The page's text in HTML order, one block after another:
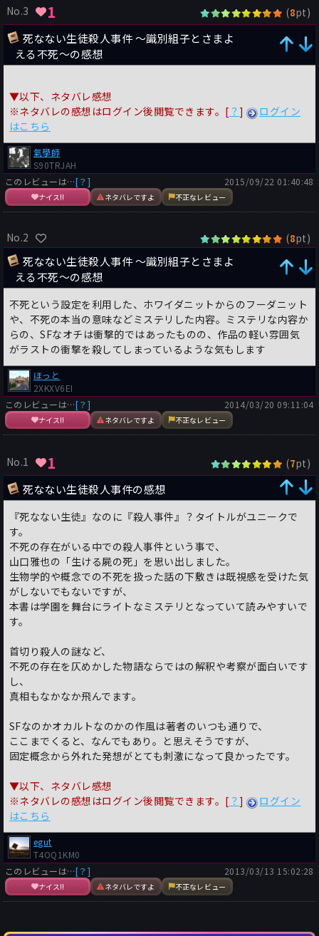
No.3 1 (8pt)
死なない生徒殺人事件 ～識別組子とさまよ
える不死～の感想
▼以下、ネタバレ感想
※ネタバレの感想はログイン後閲覧できます。[ ？ ]
ログイン
はこちら
氣學師
S90TRJAH
このレビューは…[？]
ナイス!! ネタバレですよ 不正なレビュー
2015/09/22 01:40:48
No.2 (8pt)
死なない生徒殺人事件 ～識別組子とさまよ
える不死～の感想
不死という設定を利用した、ホワイダニットからのフーダニット
や、不死の本当の意味などミステリした内容。ミステリな内容か
らの、SFなオチは衝撃的ではあったものの、作品の軽い雰囲気
がラストの衝撃を殺してしまっているような気もします
ほっと
2XKXV6EI
このレビューは…[？]
ナイス!! ネタバレですよ 不正なレビュー
2014/03/20 09:11:04
No.1 1 (7pt)
死なない生徒殺人事件の感想
『死なない生徒』なのに『殺人事件』？タイトルがユニークで
す。
不死の存在がいる中での殺人事件という事で、
山口雅也の「生ける屍の死」を思い出しました。
生物学的や概念での不死を扱った話の下敷きは既視感を受けた気
がしないでもないですが、
本書は学園を舞台にライトなミステリとなっていて読みやすいで
す。
首切り殺人の謎など、
不死の存在を仄めかした物語ならではの解釈や考察が面白いです
し、
真相もなかなか飛んでます。
SFなのかオカルトなのかの作風は著者のいつも通りで、
ここまでくると、なんでもあり。と思えそうですが、
固定概念から外れた発想がとても刺激になって良かったです。
▼以下、ネタバレ感想
※ネタバレの感想はログイン後閲覧できます。[ ？ ]
ログイン
はこちら
egut
T4OQ1KM0
このレビューは…[？]
ナイス!! ネタバレですよ 不正なレビュー
2013/03/13 15:02:28